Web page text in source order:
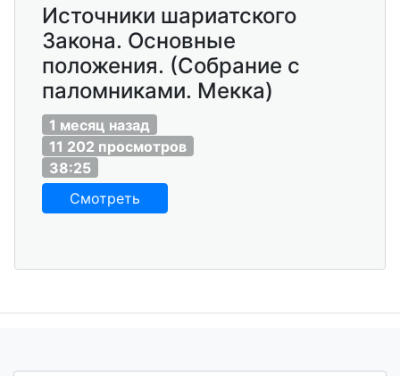
Источники шариатского
Закона. Основные
положения. (Собрание с
паломниками. Мекка)
1 месяц назад
11 202 просмотров
38:25
Смотреть